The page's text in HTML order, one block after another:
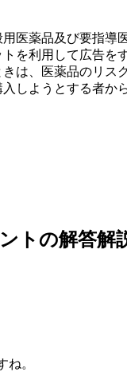
医薬品及び要指導
を利用して広告
は、医薬品のリス
しようとする者
トの解答解
ね。